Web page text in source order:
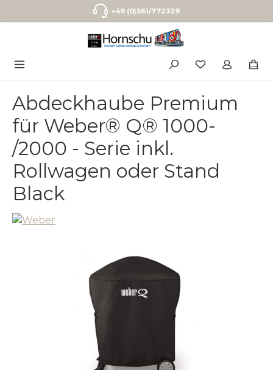
Zum Hauptinhalt springen+49 (0)561/772329
Abdeckhaube Premium
für Weber® Q® 1000-
/2000 - Serie inkl.
Rollwagen oder Stand
Black
Bildergalerie überspringen